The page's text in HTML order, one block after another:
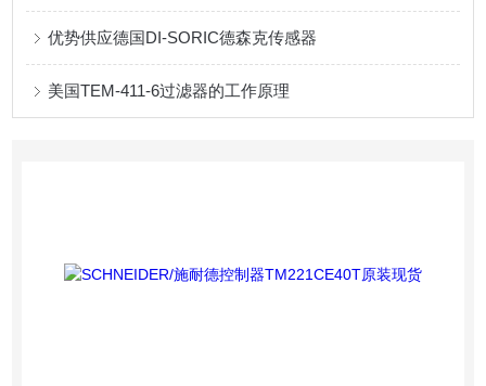
优势供应德国DI-SORIC德森克传感器
美国TEM-411-6过滤器的工作原理